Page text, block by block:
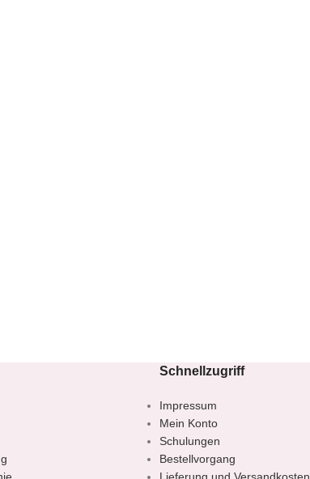
Schnellzugriff
Impressum
Mein Konto
Schulungen
Bestellvorgang